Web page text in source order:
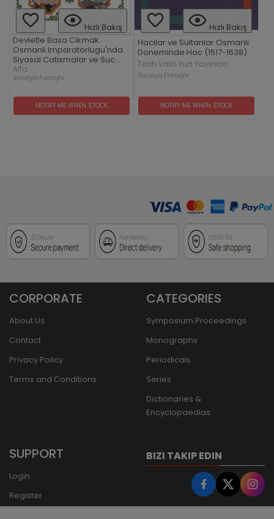
Hızlı Bakış
Devletle Basa Cikmak.
Osmanli Imparatorlugu'nda
Siyasal Catismalar ve Suc
1550 - 1720
Alfa
Suraiya Faroqhi
NOTIFY ME WHEN STOCK
Hızlı Bakış
Hacilar ve Sultanlar Osmanli
Doneminde Hac (1517-1638)
Tarih Vakfı Yurt Yayınları
Suraiya Faroqhi
NOTIFY ME WHEN STOCK
CORPORATE
About Us
Contact
Privacy Policy
Terms and Conditions
CATEGORIES
Symposium Proceedings
Monographs
Periodicals
Series
Dictionaries &
Encyclopaedias
SUPPORT
Login
Register
BIZI TAKIP EDIN